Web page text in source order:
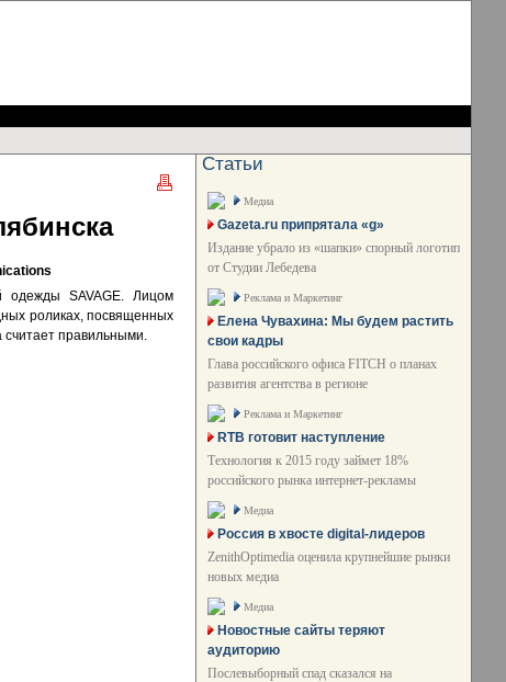
одежды SAVAGE. Лицом
роликах, посвященных
считает правильными.
Статьи
Медиа
Gazeta.ru припрятала «g»
Издание убрало из «шапки» спорный логотип
от Студии Лебедева
Реклама и Маркетинг
Елена Чувахина: Мы будем растить
свои кадры
Глава российского офиса FITCH о планах
развития агентства в регионе
Реклама и Маркетинг
RTB готовит наступление
Технология к 2015 году займет 18%
российского рынка интернет-рекламы
Медиа
Россия в хвосте digital-лидеров
ZenithOptimedia оценила крупнейшие рынки
новых медиа
Медиа
Новостные сайты теряют
аудиторию
Послевыборный спад сказался на